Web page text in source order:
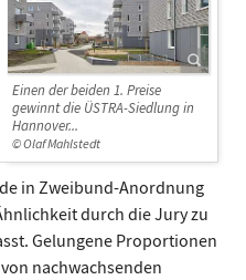
Einen der beiden 1. Preise
gewinnt die ÜSTRA-Siedlung in
Hannover...
© Olaf Mahlstedt
in Zweibund-Anordnung
durch die Jury zu
Gelungene Proportionen
nachwachsenden